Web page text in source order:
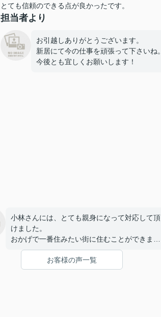
とても信頼のできる点が良かったです。
担当者より
お引越しありがとうございます。
新居にて今の仕事を頑張って下さいね。
今後とも宜しくお願いします！
小林さんには、とても親身になって対応して頂
けました。
おかげで一番住みたい街に住むことができま
す。
友人にもすすめたい不動産屋さんです。
お客様の声一覧